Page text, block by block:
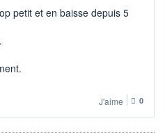
petit et en baisse depuis 5
J'aime 0